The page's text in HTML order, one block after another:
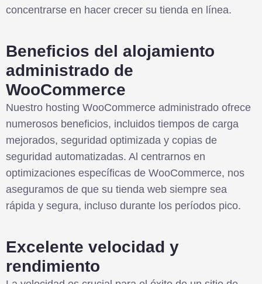
concentrarse en hacer crecer su tienda en línea.
Beneficios del alojamiento
administrado de
WooCommerce
Nuestro hosting WooCommerce administrado ofrece
numerosos beneficios, incluidos tiempos de carga
mejorados, seguridad optimizada y copias de
seguridad automatizadas. Al centrarnos en
optimizaciones específicas de WooCommerce, nos
aseguramos de que su tienda web siempre sea
rápida y segura, incluso durante los períodos pico.
Excelente velocidad y
rendimiento